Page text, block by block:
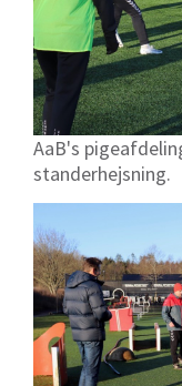
AaB's
standerhejsning.